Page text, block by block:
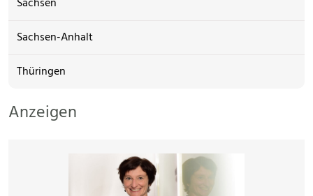
Sachsen-Anhalt
Thüringen
Anzeigen